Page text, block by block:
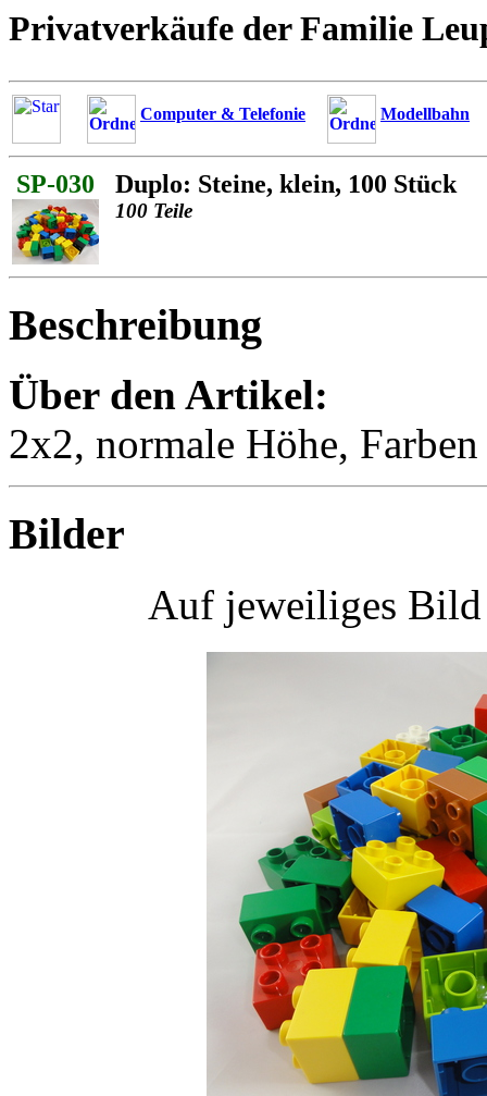
Privatverkäufe der Familie
Computer & Telefonie Modellbahn
SP-030 Duplo: Steine, klein, 100 Stück
100 Teile
Beschreibung
Über den Artikel:
2x2, normale Höhe,
Bilder
Auf jeweiliges